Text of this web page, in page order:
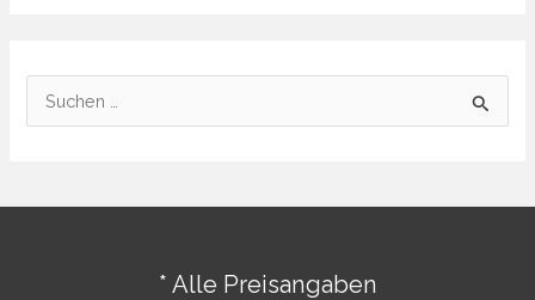
u
* Alle Preisangaben